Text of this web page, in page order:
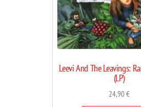
Leevi And The Leavings:
(LP)
24,90€